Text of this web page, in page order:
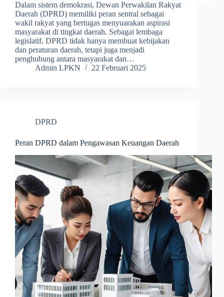
Dalam sistem demokrasi, Dewan Perwakilan Rakyat
Daerah (DPRD) memiliki peran sentral sebagai
wakil rakyat yang bertugas menyuarakan aspirasi
masyarakat di tingkat daerah. Sebagai lembaga
legislatif, DPRD tidak hanya membuat kebijakan
dan peraturan daerah, tetapi juga menjadi
penghubung antara masyarakat dan…
Admin LPKN
22 Februari 2025
DPRD
Peran DPRD dalam Pengawasan Keuangan Daerah